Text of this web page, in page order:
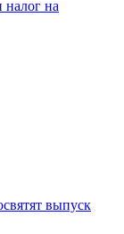
налог на
выпуск